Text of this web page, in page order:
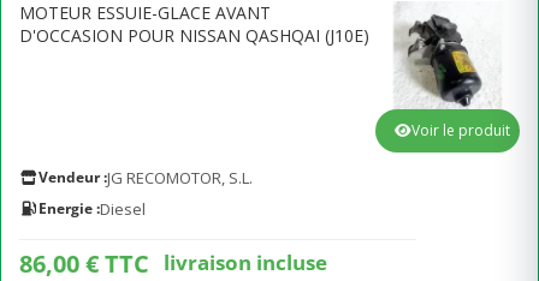
MOTEUR ESSUIE-GLACE AVANT
D'OCCASION POUR NISSAN QASHQAI (J10E)
Vendeur :JG RECOMOTOR, S.L.
Energie :Diesel
86,00 € TTC livraison incluse
Voir le produit